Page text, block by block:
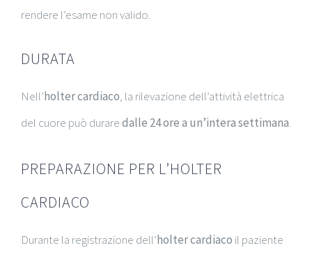
rendere l’esame non valido.
DURATA
Nell’holter cardiaco, la rilevazione dell’attività elettrica
del cuore può duraredalle 24 ore a un’intera settimana.
PREPARAZIONE PER L’HOLTER
CARDIACO
Durante la registrazione dell’holter cardiaco il paziente